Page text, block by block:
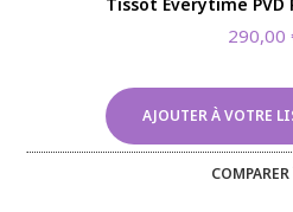
290,00
AJOUTER À VOTRE
COMPARER